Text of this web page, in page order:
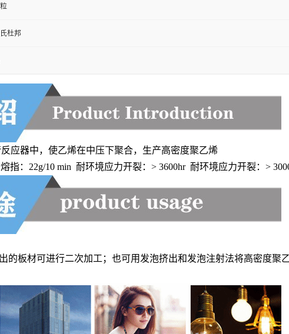
杜邦
应器中，使乙烯在中压下聚合，生产高密度聚乙烯
指：22g/10 min 耐环境应力开裂：> 3600hr 耐环境应力开裂：>
的板材可进行二次加工；也可用发泡挤出和发泡注射法将高密度聚